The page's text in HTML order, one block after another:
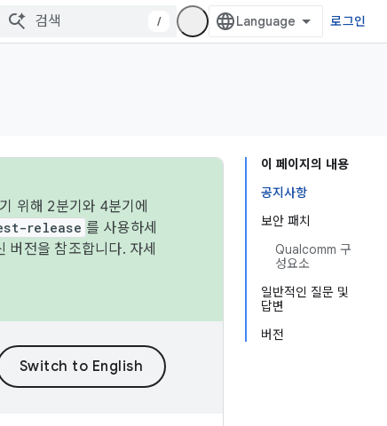
/ 로그인
이 페이지의 내용
공지사항
보안 패치
Qualcomm 구
성요소
일반적인 질문 및
답변
버전
위해 2분기와 4분기에
release 를 사용하세
버전을 참조합니다. 자세